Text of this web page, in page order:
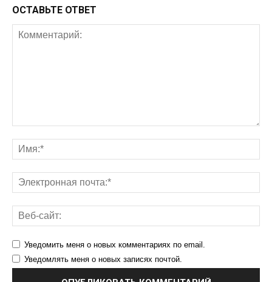
ОСТАВЬТЕ ОТВЕТ
Уведомить меня о новых комментариях по email.
Уведомлять меня о новых записях почтой.